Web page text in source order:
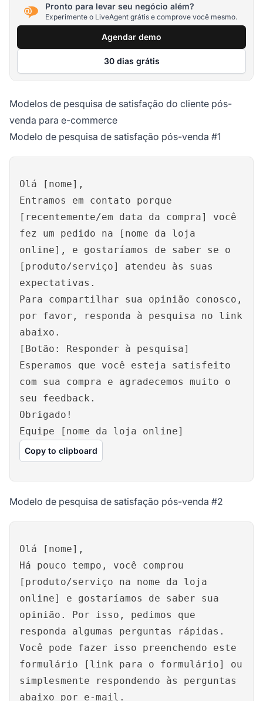
Pronto para levar seu negócio além?
Experimente o LiveAgent grátis e comprove você mesmo.
Agendar demo
30 dias grátis
Modelos de pesquisa de satisfação do cliente pós-
venda para e-commerce
Modelo de pesquisa de satisfação pós-venda #1
Olá [nome],
Entramos em contato porque
[recentemente/em data da compra] você
fez um pedido na [nome da loja
online], e gostaríamos de saber se o
[produto/serviço] atendeu às suas
expectativas.
Para compartilhar sua opinião conosco,
por favor, responda à pesquisa no link
abaixo.
[Botão: Responder à pesquisa]
Esperamos que você esteja satisfeito
com sua compra e agradecemos muito o
seu feedback.
Obrigado!
Equipe [nome da loja online]
Copy to clipboard
Modelo de pesquisa de satisfação pós-venda #2
Olá [nome],
Há pouco tempo, você comprou
[produto/serviço na nome da loja
online] e gostaríamos de saber sua
opinião. Por isso, pedimos que
responda algumas perguntas rápidas.
Você pode fazer isso preenchendo este
formulário [link para o formulário] ou
simplesmente respondendo às perguntas
abaixo por e-mail.